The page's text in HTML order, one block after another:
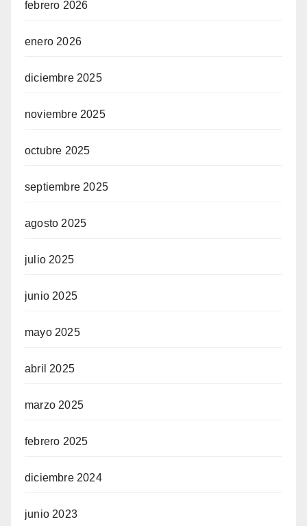
febrero 2026
enero 2026
diciembre 2025
noviembre 2025
octubre 2025
septiembre 2025
agosto 2025
julio 2025
junio 2025
mayo 2025
abril 2025
marzo 2025
febrero 2025
diciembre 2024
junio 2023